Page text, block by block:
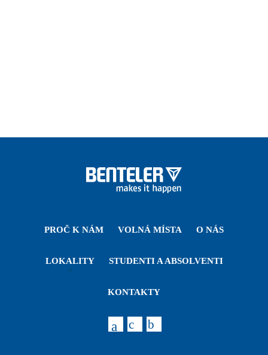
PROČ K NÁM VOLNÁ MÍSTA O NÁS
LOKALITY STUDENTI A ABSOLVENTI
KONTAKTY